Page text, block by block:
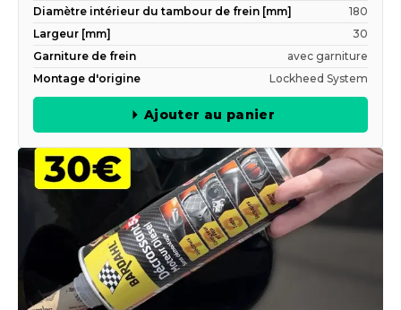
Diamètre intérieur du tambour de frein [mm]
180
Largeur [mm]
30
Garniture de frein
avec garniture
Montage d'origine
Lockheed System
Ajouter au panier